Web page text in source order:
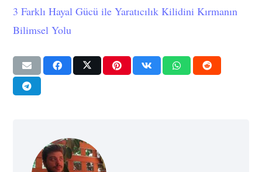
3 Farklı Hayal Gücü ile Yaratıcılık Kilidini Kırmanın
Bilimsel Yolu